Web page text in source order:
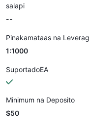
salapi
--
Pinakamataas na
1:1000
SuportadoEA
Minimum na Deposito
$50